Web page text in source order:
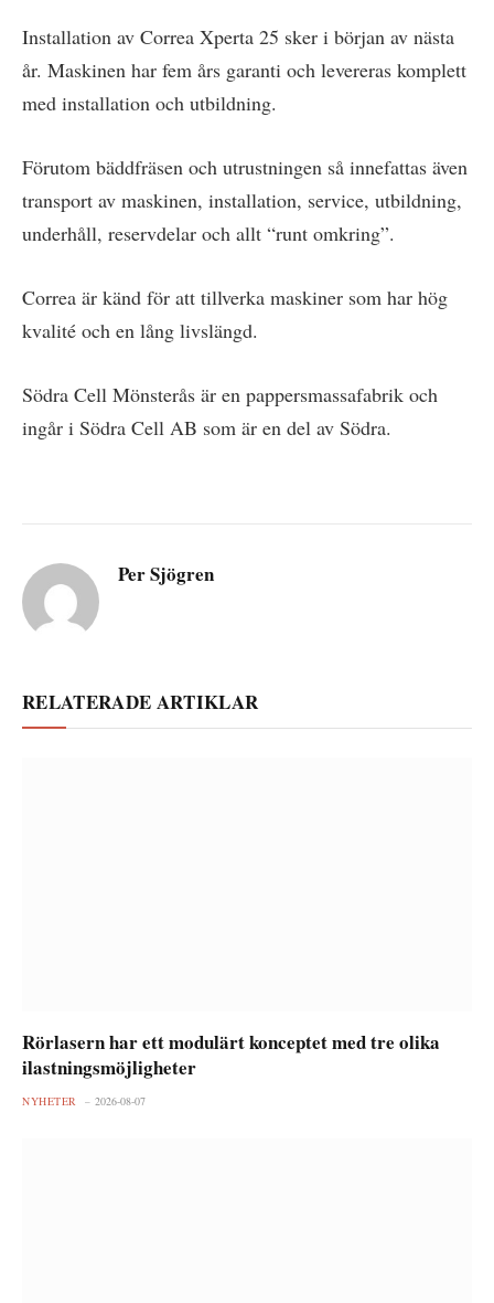
Installation av Correa Xperta 25 sker i början av nästa
år. Maskinen har fem års garanti och levereras komplett
med installation och utbildning.
Förutom bäddfräsen och utrustningen så innefattas även
transport av maskinen, installation, service, utbildning,
underhåll, reservdelar och allt “runt omkring”.
Correa är känd för att tillverka maskiner som har hög
kvalité och en lång livslängd.
Södra Cell Mönsterås är en pappersmassafabrik och
ingår i Södra Cell AB som är en del av Södra.
Per Sjögren
RELATERADE ARTIKLAR
Rörlasern har ett modulärt konceptet med tre olika
ilastningsmöjligheter
NYHETER 2026-08-07